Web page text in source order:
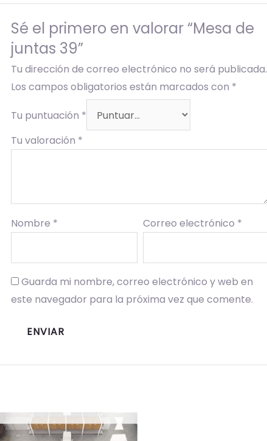
Sé el primero en valorar “Mesa de
juntas 39”
Tu dirección de correo electrónico no será publicada.
Los campos obligatorios están marcados con *
Tu puntuación *
Tu valoración *
Nombre * Correo electrónico *
Guarda mi nombre, correo electrónico y web en
este navegador para la próxima vez que comente.